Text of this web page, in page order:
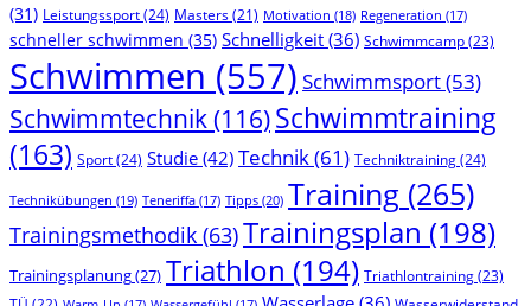
(31) Leistungssport(24) Masters (21) Motivation (18) Regeneration (17)
schneller schwimmen (35) Schnelligkeit (36) Schwimmcamp(23)
Schwimmen (557) Schwimmsport(53)
Schwimmtechnik(116)Schwimmtraining
(163) Sport(24) Studie (42) Technik(61) Techniktraining(24)
Technikübungen (19) Teneriffa (17) Tipps (20) Training (265)
Trainingsmethodik (63)Trainingsplan (198)
Trainingsplanung(27) Triathlon (194) Triathlontraining(23)